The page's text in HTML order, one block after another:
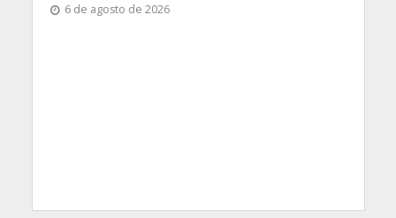
6 de agosto de 2026